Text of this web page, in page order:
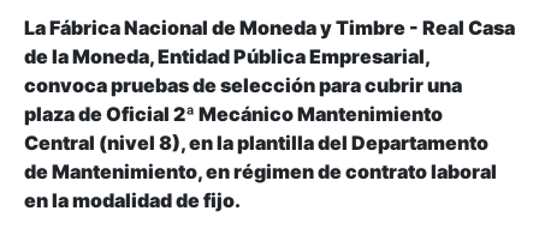
Show/Hide
Show/Hide
La Fábrica Nacional de Moneda y Timbre - Real Casa
de la Moneda, Entidad Pública Empresarial,
convoca pruebas de selección para cubrir una
plaza de Oficial 2ª Mecánico Mantenimiento
Central (nivel 8), en la plantilla del Departamento
de Mantenimiento, en régimen de contrato laboral
en la modalidad de fijo.